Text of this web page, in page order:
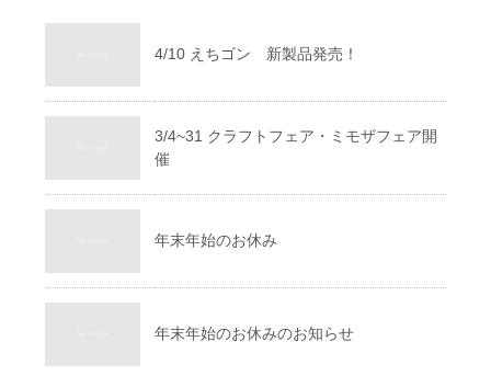
4/10 えちゴン 新製品発売！
3/4~31 クラフトフェア・ミモザフェア開
催
年末年始のお休み
年末年始のお休みのお知らせ